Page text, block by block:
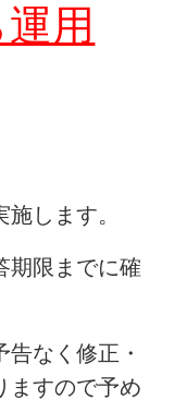
用
します。
期限までに確
なく修正・
ますので予め